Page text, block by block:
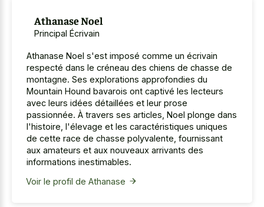
Athanase Noel
Principal Écrivain
Athanase Noel s'est imposé comme un écrivain
respecté dans le créneau des chiens de chasse de
montagne. Ses explorations approfondies du
Mountain Hound bavarois ont captivé les lecteurs
avec leurs idées détaillées et leur prose
passionnée. À travers ses articles, Noel plonge dans
l'histoire, l'élevage et les caractéristiques uniques
de cette race de chasse polyvalente, fournissant
aux amateurs et aux nouveaux arrivants des
informations inestimables.
Voir le profil de Athanase